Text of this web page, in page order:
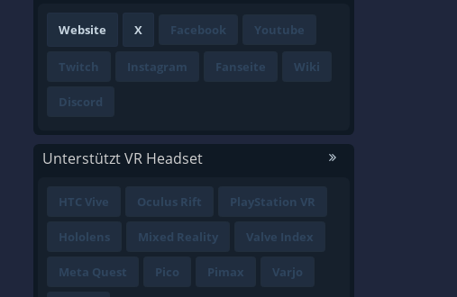
Website X Facebook Youtube
Twitch Instagram Fanseite Wiki
Discord
Unterstützt VR Headset
HTC Vive Oculus Rift PlayStation VR
Hololens Mixed Reality Valve Index
Meta Quest Pico Pimax Varjo